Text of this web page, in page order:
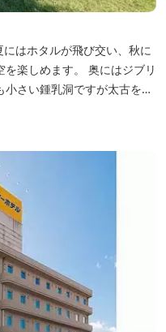
はホタルが飛び交い、秋に
す。 奥にはジブリ
さい鍾乳洞ですが太古を想
ポットです。 wi-fi完
。 また近くには廃校を活用